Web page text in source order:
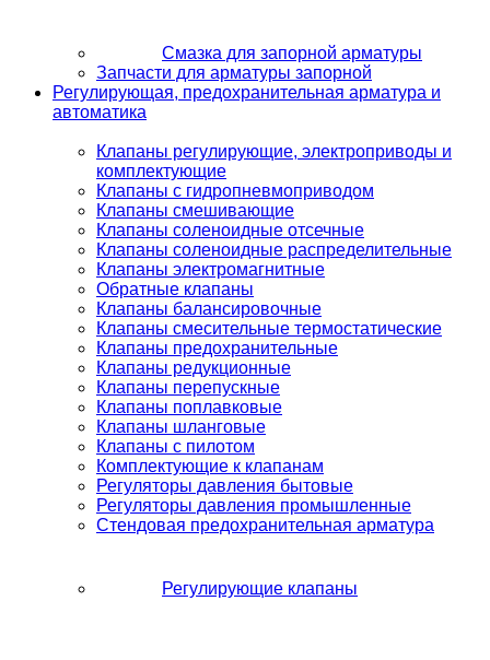
Смазка для запорной арматуры
Запчасти для арматуры запорной
Регулирующая, предохранительная арматура и
автоматика
Клапаны регулирующие, электроприводы и
комплектующие
Клапаны с гидропневмоприводом
Клапаны смешивающие
Клапаны соленоидные отсечные
Клапаны соленоидные распределительные
Клапаны электромагнитные
Обратные клапаны
Клапаны балансировочные
Клапаны смесительные термостатические
Клапаны предохранительные
Клапаны редукционные
Клапаны перепускные
Клапаны поплавковые
Клапаны шланговые
Клапаны с пилотом
Комплектующие к клапанам
Регуляторы давления бытовые
Регуляторы давления промышленные
Стендовая предохранительная арматура
Регулирующие клапаны